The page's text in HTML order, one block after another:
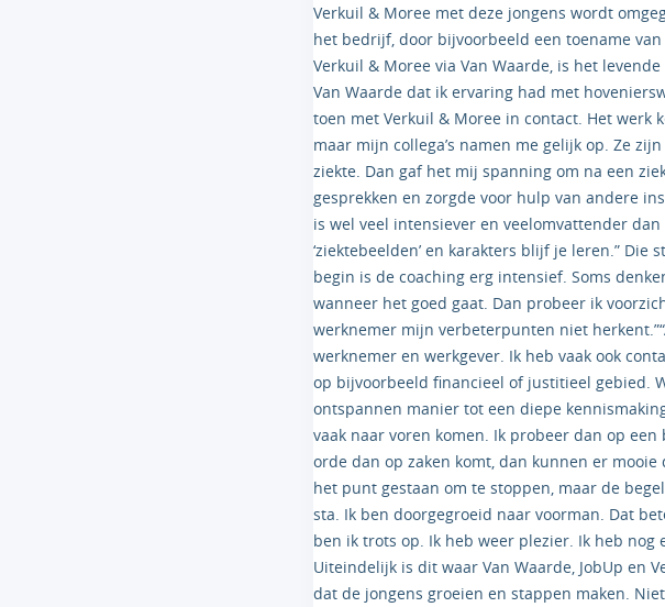
Verkuil & Moree met deze jongens wordt
het bedrijf, door bijvoorbeeld een toename
Verkuil & Moree via Van Waarde, is het
Van Waarde dat ik ervaring had met
toen met Verkuil & Moree in contact. Het werk
maar mijn collega’s namen me gelijk op. Ze
ziekte. Dan gaf het mij spanning om na een
gesprekken en zorgde voor hulp van andere
is wel veel intensiever en veelomvattender
‘ziektebeelden’ en karakters blijf je leren.”
begin is de coaching erg intensief. Soms
wanneer het goed gaat. Dan probeer ik
werknemer mijn verbeterpunten niet
werknemer en werkgever. Ik heb vaak ook
op bijvoorbeeld financieel of justitieel gebied.
ontspannen manier tot een diepe
vaak naar voren komen. Ik probeer dan op
orde dan op zaken komt, dan kunnen er
het punt gestaan om te stoppen, maar de
sta. Ik ben doorgegroeid naar voorman. Dat
ben ik trots op. Ik heb weer plezier. Ik heb
Uiteindelijk is dit waar Van Waarde, JobUp en
dat de jongens groeien en stappen maken.